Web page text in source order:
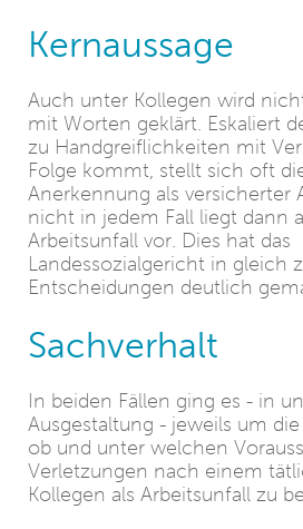
Kernaussage
Auch unter Kollegen wird
mit Worten geklärt. Eskaliert
zu Handgreiflichkeiten mit
Folge kommt, stellt sich oft
Anerkennung als versicherter
nicht in jedem Fall liegt dann
Arbeitsunfall vor. Dies hat das
Landessozialgericht in gleich
Entscheidungen deutlich
Sachverhalt
In beiden Fällen ging es - in
Ausgestaltung - jeweils um
ob und unter welchen
Verletzungen nach einem
Kollegen als Arbeitsunfall zu